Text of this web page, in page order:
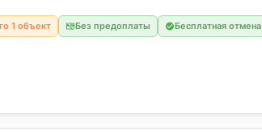
1 объект Без предоплаты Бесплатная отмена